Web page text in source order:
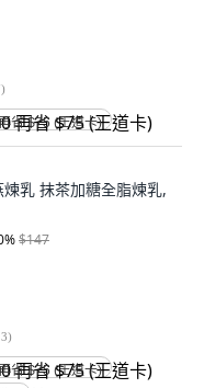
)
省 $75 (王道卡)
乳 抹茶加糖全脂煉乳,
%$147
)
省 $75 (王道卡)